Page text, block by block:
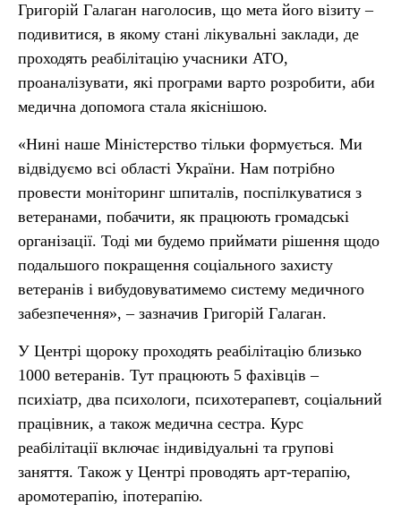
Григорій Галаган наголосив, що мета його візиту –
подивитися, в якому стані лікувальні заклади, де
проходять реабілітацію учасники АТО,
проаналізувати, які програми варто розробити, аби
медична допомога стала якіснішою.
«Нині наше Міністерство тільки формується. Ми
відвідуємо всі області України. Нам потрібно
провести моніторинг шпиталів, поспілкуватися з
ветеранами, побачити, як працюють громадські
організації. Тоді ми будемо приймати рішення щодо
подальшого покращення соціального захисту
ветеранів і вибудовуватимемо систему медичного
забезпечення», – зазначив Григорій Галаган.
У Центрі щороку проходять реабілітацію близько
1000 ветеранів. Тут працюють 5 фахівців –
психіатр, два психологи, психотерапевт, соціальний
працівник, а також медична сестра. Курс
реабілітації включає індивідуальні та групові
заняття. Також у Центрі проводять арт-терапію,
аромотерапію, іпотерапію.